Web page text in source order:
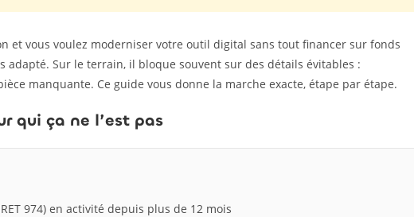
et vous voulez moderniser votre outil digital sans tout financer sur fonds
adapté. Sur le terrain, il bloque souvent sur des détails évitables :
manquante. Ce guide vous donne la marche exacte, étape par étape.
qui ça ne l’est pas
974) en activité depuis plus de 12 mois